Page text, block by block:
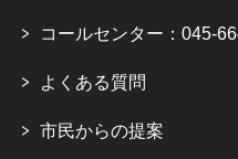
コールセンター：045-
よくある質問
市民からの提案